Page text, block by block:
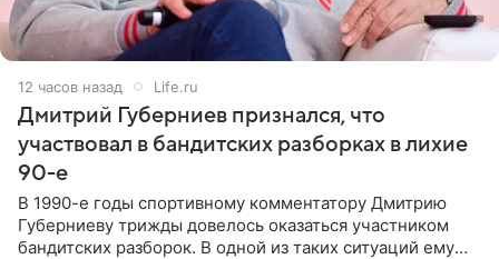
12 часов назад Life.ru
Дмитрий Губерниев признался, что
участвовал в бандитских разборках в лихие
90-е
В 1990-е годы спортивному комментатору Дмитрию
Губерниеву трижды довелось оказаться участником
бандитских разборок. В одной из таких ситуаций ему